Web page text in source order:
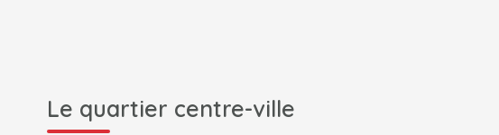
Le quartier centre-ville